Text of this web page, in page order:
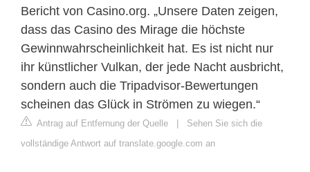
Bericht von Casino.org. „Unsere Daten zeigen,
dass das Casino des Mirage die höchste
Gewinnwahrscheinlichkeit hat. Es ist nicht nur
ihr künstlicher Vulkan, der jede Nacht ausbricht,
sondern auch die Tripadvisor-Bewertungen
scheinen das Glück in Strömen zu wiegen.“
Antrag auf Entfernung der Quelle | Sehen Sie sich die
vollständige Antwort auf translate.google.com an